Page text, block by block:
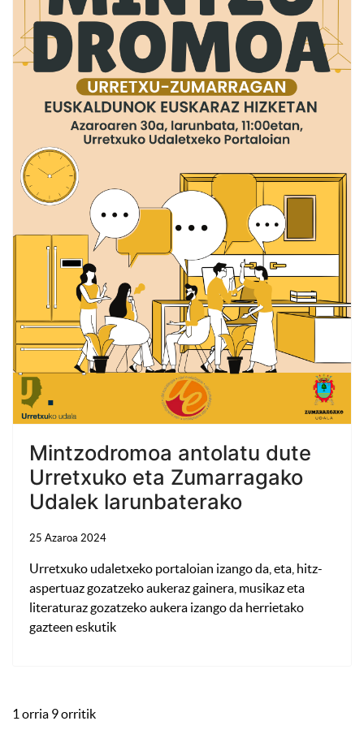
Mintzodromoa antolatu dute
Urretxuko eta Zumarragako
Udalek larunbaterako
25 Azaroa 2024
Urretxuko udaletxeko portaloian izango da, eta, hitz-
aspertuaz gozatzeko aukeraz gainera, musikaz eta
literaturaz gozatzeko aukera izango da herrietako
gazteen eskutik
1 orria 9 orritik